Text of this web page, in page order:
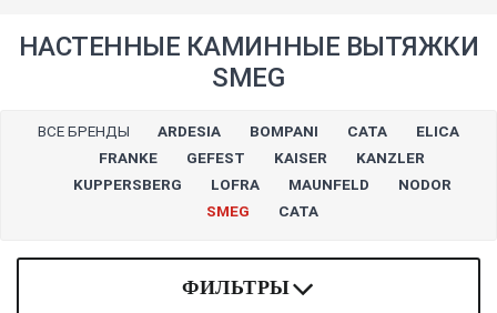
НАСТЕННЫЕ КАМИННЫЕ ВЫТЯЖКИ
SMEG
ВСЕ БРЕНДЫ ARDESIA BOMPANI CATA
ELICA
FRANKE
GEFEST KAISER
KANZLER
KUPPERSBERG
LOFRA MAUNFELD
NODOR
SMEG
СATA
ФИЛЬТРЫ